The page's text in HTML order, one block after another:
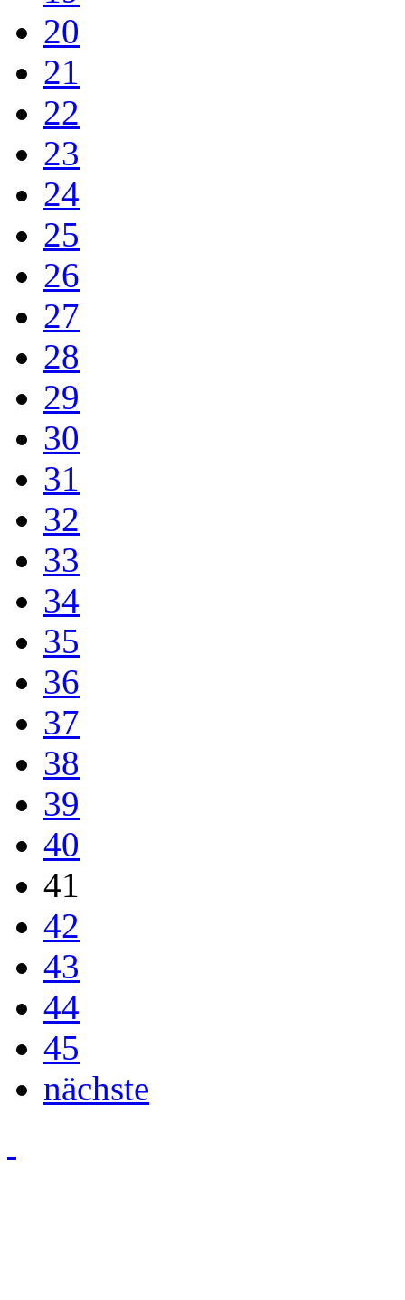
20
21
22
23
24
25
26
27
28
29
30
31
32
33
34
35
36
37
38
39
40
41
42
43
44
45
nächste